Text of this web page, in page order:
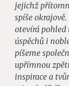
jejichž
spíše
otevírá pohled
úspěchů i
píšeme
upřímnou
inspirace a